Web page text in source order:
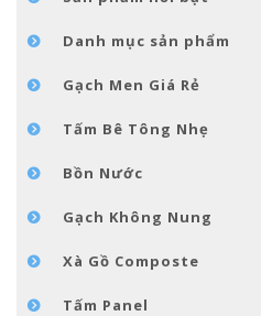
LIÊN HỆDanh mục sản phẩm
Gạch Men Giá Rẻ
Tấm Bê Tông Nhẹ
Bồn Nước
Gạch Không Nung
Xà Gồ Composte
Tấm Panel